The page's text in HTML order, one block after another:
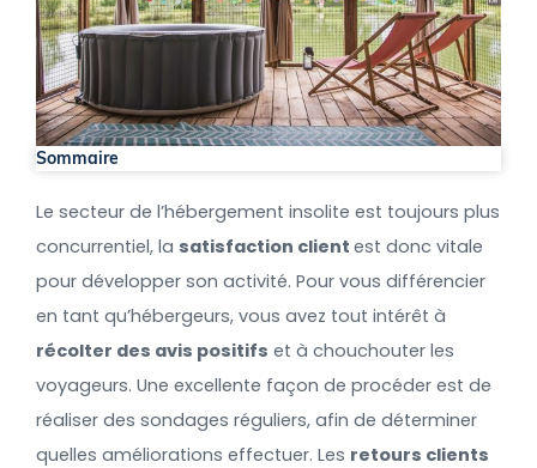
Sommaire
Le secteur de l’hébergement insolite est toujours plus
concurrentiel, la satisfaction client est donc vitale
pour développer son activité. Pour vous différencier
en tant qu’hébergeurs, vous avez tout intérêt à
récolter des avis positifs et à chouchouter les
voyageurs. Une excellente façon de procéder est de
réaliser des sondages réguliers, afin de déterminer
quelles améliorations effectuer. Les retours clients